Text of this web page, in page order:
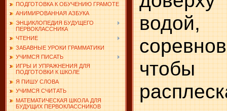
ПОДГОТОВКА К ОБУЧЕНИЮ ГРАМОТЕ
АНИМИРОВАННАЯ АЗБУКА
ЭНЦИКЛОПЕДИЯ БУДУЩЕГО
ПЕРВОКЛАССНИКА
ЧТЕНИЕ
ЗАБАВНЫЕ УРОКИ ГРАММАТИКИ
УЧИМСЯ ПИСАТЬ
ИГРЫ И УПРАЖНЕНИЯ ДЛЯ
ПОДГОТОВКИ К ШКОЛЕ
Я ПИШУ СЛОВА
УЧИМСЯ СЧИТАТЬ
МАТЕМАТИЧЕСКАЯ ШКОЛА ДЛЯ
БУДУЩИХ ПЕРВОКЛАССНИКОВ